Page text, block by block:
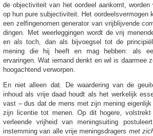
de objectiviteit van het oordeel aankomt,
op hun pure subjectiviteit. Het oordeelsvermogen
een zelfingenomen generator van vrijblijvende
dingen. Met weerleggingen wordt de vrij
en als toch, dan als bijvoegsel tot de
mening die hij heeft en mag hebben: als
ervaringen. Wat iemand denkt en wil is daarmee
hoogachtend verworpen.
En niet alleen dat. De waardering van de
inhoud als vrije daad houdt als het werkelijk
vast – dus dat de mens met zijn mening
zijn licentie tot menen. Op dit hogere,
verleende vrijheid van meningsuiting
instemming van alle vrije meningsdragers met